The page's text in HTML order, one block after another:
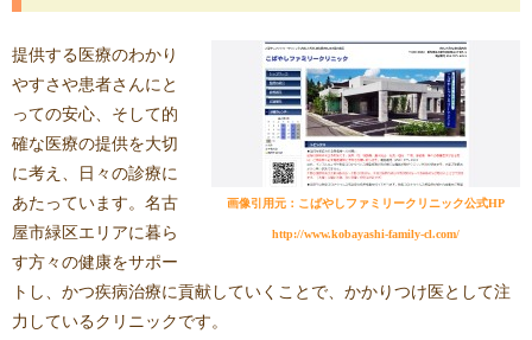
画像引用元：こばやしファミリークリニック公式HP
http://www.kobayashi-family-cl.com/
提供する医療のわかり
やすさや患者さんにと
っての安心、そして的
確な医療の提供を大切
に考え、日々の診療に
あたっています。名古
屋市緑区エリアに暮ら
す方々の健康をサポー
トし、かつ疾病治療に貢献していくことで、かかりつけ医として注
力しているクリニックです。